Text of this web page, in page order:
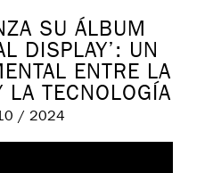
SU ÁLBUM
DISPLAY’: UN
ENTRE LA
LA TECNOLOGÍA
/ 2024